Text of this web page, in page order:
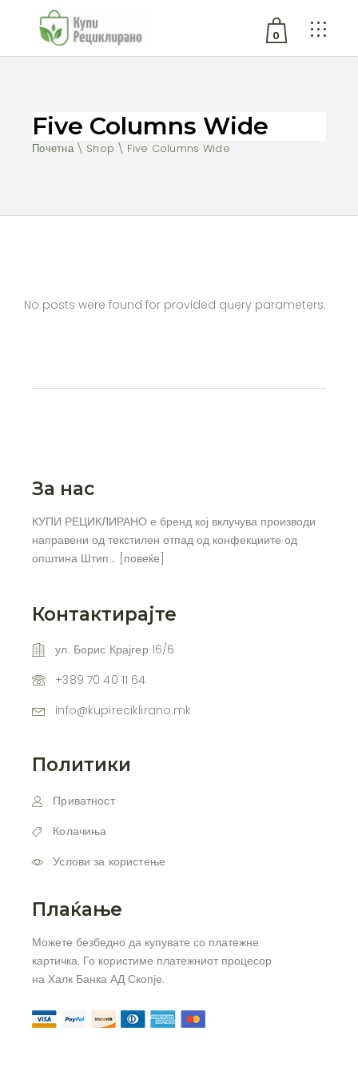
0
Five Columns Wide
Почетна Shop Five Columns Wide
No posts were found for provided query parameters.
За нас
КУПИ РЕЦИКЛИРАНО е бренд кој вклучува производи
направени од текстилен отпад од конфекциите од
општина Штип… [ повеќе
Контактирајте
ул. Борис Крајгер 16/6
+389 70 40 11 64
info@kupireciklirano.mk
Политики
Приватност
Колачиња
Услови за користење
Плаќање
Можете безбедно да купувате со платежне
картичка. Го користиме платежниот процесор
на Халк Банка АД Скопје.